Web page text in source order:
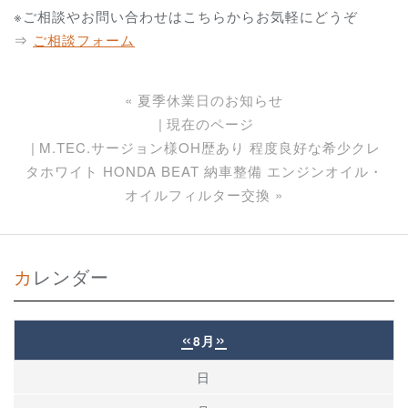
※ご相談やお問い合わせはこちらからお気軽にどうぞ
⇒ ご相談フォーム
« 夏季休業日のお知らせ
現在のページ
M.TEC.サージョン様OH歴あり 程度良好な希少クレ
タホワイト HONDA BEAT 納車整備 エンジンオイル・
オイルフィルター交換 »
カレンダー
«8月 »
日